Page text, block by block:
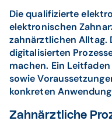
Die qualifizierte
elektronischen
zahnärztlichen Alltag.
digitalisierten
machen. Ein
sowie
konkreten
Zahnärztliche